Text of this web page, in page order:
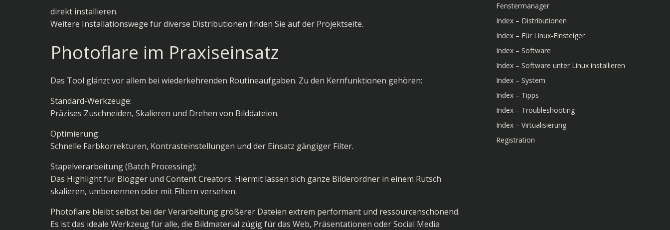
direkt installieren.
Weitere Installationswege für diverse Distributionen finden Sie auf der Projektseite.
Photoflare im Praxiseinsatz
Das Tool glänzt vor allem bei wiederkehrenden Routineaufgaben. Zu den Kernfunktionen gehören:
Standard-Werkzeuge:
Präzises Zuschneiden, Skalieren und Drehen von Bilddateien.
Optimierung:
Schnelle Farbkorrekturen, Kontrasteinstellungen und der Einsatz gängiger Filter.
Stapelverarbeitung (Batch Processing):
Das Highlight für Blogger und Content Creators. Hiermit lassen sich ganze Bilderordner in einem Rutsch
skalieren, umbenennen oder mit Filtern versehen.
Photoflare bleibt selbst bei der Verarbeitung größerer Dateien extrem performant und ressourcenschonend.
Es ist das ideale Werkzeug für alle, die Bildmaterial zügig für das Web, Präsentationen oder Social Media
Fenstermanager
Index – Distributionen
Index – Für Linux-Einsteiger
Index – Software
Index – Software unter Linux installieren
Index – System
Index – Tipps
Index – Troubleshooting
Index – Virtualisierung
Registration